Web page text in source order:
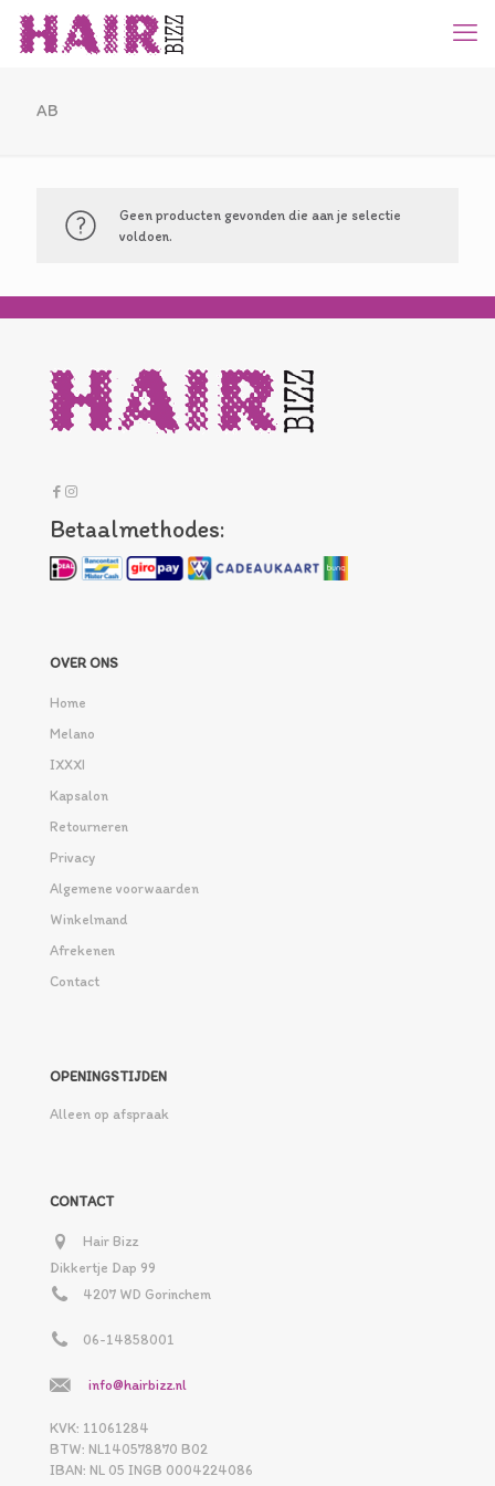
AB
Geen producten gevonden die aan je selectie
voldoen.
Betaalmethodes:
OVER ONS
Home
Melano
IXXXI
Kapsalon
Retourneren
Privacy
Algemene voorwaarden
Winkelmand
Afrekenen
Contact
OPENINGSTIJDEN
Alleen op afspraak
CONTACT
Hair Bizz
Dikkertje Dap 99
4207 WD Gorinchem
06-14858001
info@hairbizz.nl
KVK: 11061284
BTW: NL140578870 B02
IBAN: NL 05 INGB 0004224086